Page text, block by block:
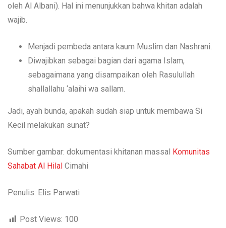
oleh Al Albani). Hal ini menunjukkan bahwa khitan adalah
wajib.
Menjadi pembeda antara kaum Muslim dan Nashrani.
Diwajibkan sebagai bagian dari agama Islam,
sebagaimana yang disampaikan oleh Rasulullah
shallallahu ‘alaihi wa sallam.
Jadi, ayah bunda, apakah sudah siap untuk membawa Si
Kecil melakukan sunat?
Sumber gambar: dokumentasi khitanan massal Komunitas
Sahabat Al Hilal Cimahi
Penulis: Elis Parwati
Post Views: 100